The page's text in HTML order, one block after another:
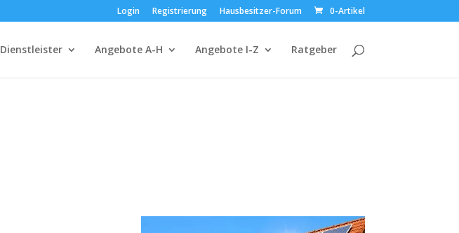
Login Registrierung Hausbesitzer-Forum 0-Artikel
Dienstleister Angebote A-H Angebote I-Z Ratgeber